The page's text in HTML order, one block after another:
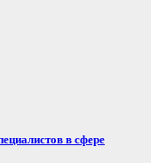
в сфере